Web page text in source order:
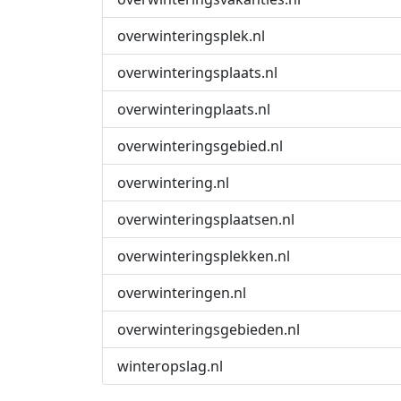
overwinteringsplek.nl
overwinteringsplaats.nl
overwinteringplaats.nl
overwinteringsgebied.nl
overwintering.nl
overwinteringsplaatsen.nl
overwinteringsplekken.nl
overwinteringen.nl
overwinteringsgebieden.nl
winteropslag.nl